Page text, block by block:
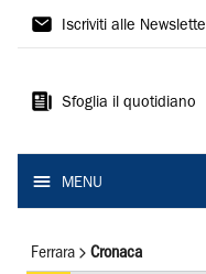
La
Ferrara
Iscriviti alle
Sfoglia il quotidiano
MENU
Ferrara Cronaca